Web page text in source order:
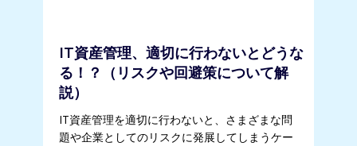
IT資産管理、適切に行わないとどうな
る！？（リスクや回避策について解
説）
IT資産管理を適切に行わないと、さまざまな問
題や企業としてのリスクに発展してしまうケー